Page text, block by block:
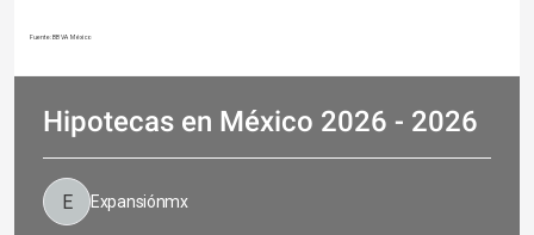
Fuente: BBVA México
Hipotecas en México 2026 - 2026
Expansiónmx